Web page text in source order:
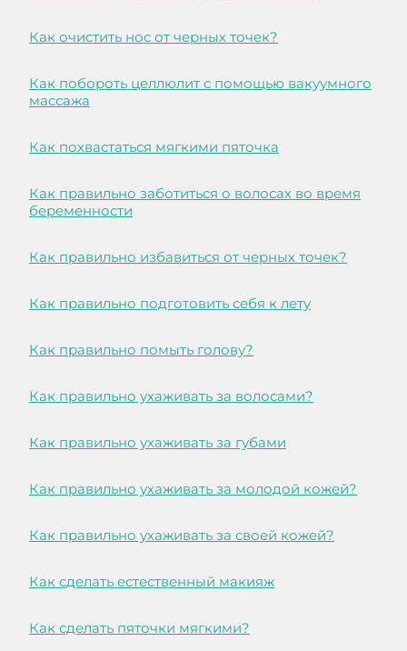
Как очистить нос от черных точек?
Как побороть целлюлит с помощью вакуумного
массажа
Как похвастаться мягкими пяточка
Как правильно заботиться о волосах во время
беременности
Как правильно избавиться от черных точек?
Как правильно подготовить себя к лету
Как правильно помыть голову?
Как правильно ухаживать за волосами?
Как правильно ухаживать за губами
Как правильно ухаживать за молодой кожей?
Как правильно ухаживать за своей кожей?
Как сделать естественный макияж
Как сделать пяточки мягкими?